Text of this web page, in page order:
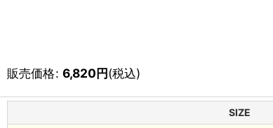
販売価格: 6,820円(税込)
SIZE